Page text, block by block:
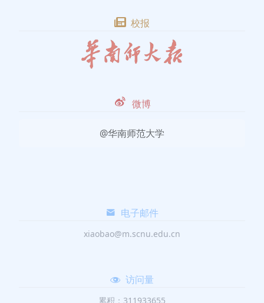
校报
微博
@华南师范大学
电子邮件
xiaobao@m.scnu.edu.cn
访问量
累积：311933655